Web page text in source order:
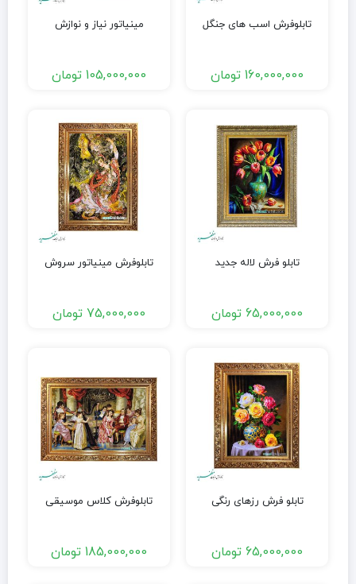
تابلوفرش اسب های جنگل
160,000,000 تومان
مینیاتور نیاز و نوازش
105,000,000 تومان
تابلو فرش لاله جدید
65,000,000 تومان
تابلوفرش مینیاتور سروش
75,000,000 تومان
تابلو فرش رزهای رنگی
65,000,000 تومان
تابلوفرش کلاس موسیقی
185,000,000 تومان